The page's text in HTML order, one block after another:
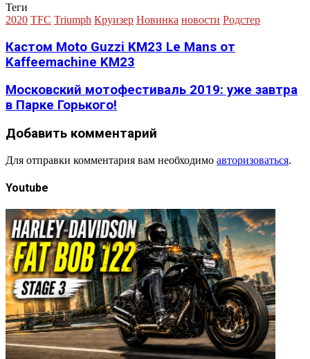
Теги
2020 TFC Triumph Круизер Новинка новости Родстер
Кастом Moto Guzzi KM23 Le Mans от
Kaffeemachine KM23
Московский мотофестиваль 2019: уже завтра
в Парке Горького!
Добавить комментарий
Для отправки комментария вам необходимо авторизоваться.
Youtube